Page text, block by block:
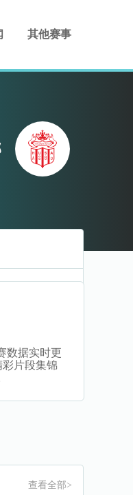
其他赛事
数据实时更
片段集锦
查看全部>